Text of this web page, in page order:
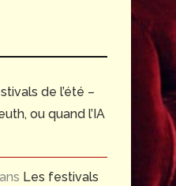
de l’été –
ou quand l’IA
Les festivals